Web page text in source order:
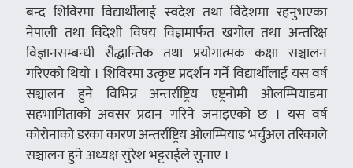
बन्द शिविरमा विद्यार्थीलाई स्वदेश तथा विदेशमा रहनुभएका
नेपाली तथा विदेशी विषय विज्ञमार्फत खगोल तथा अन्तरिक्ष
विज्ञानसम्बन्धी सैद्धान्तिक तथा प्रयोगात्मक कक्षा सञ्चालन
गरिएको थियो । शिविरमा उत्कृष्ट प्रदर्शन गर्ने विद्यार्थीलाई यस वर्ष
सञ्चालन हुने विभिन्न अन्तर्राष्ट्रिय एष्ट्रनोमी ओलम्पियाडमा
सहभागिताको अवसर प्रदान गरिने जनाइएको छ । यस वर्ष
कोरोनाको डरका कारण अन्तर्राष्ट्रिय ओलम्पियाड भर्चुअल तरिकाले
सञ्चालन हुने अध्यक्ष सुरेश भट्टराईले सुनाए ।